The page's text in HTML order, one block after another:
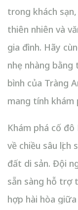
trong khách
thiên nhiên và
gia đình. Hãy
nhẹ nhàng bằng
bình của Tràng
mang tính khám
Khám phá cố
về chiều sâu lịch
đất di sản. Đội
sẵn sàng hỗ trợ
hợp hài hòa